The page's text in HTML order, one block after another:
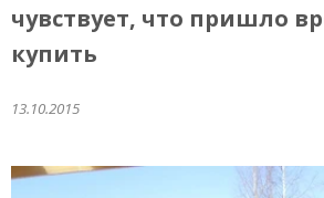
чувствует, что пришло
купить
13.10.2015